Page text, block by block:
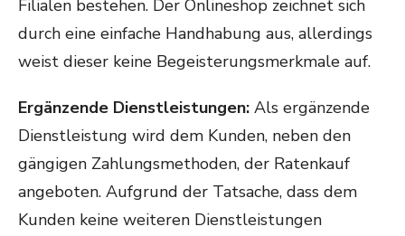
Filialen bestehen. Der Onlineshop zeichnet sich
durch eine einfache Handhabung aus, allerdings
weist dieser keine Begeisterungsmerkmale auf.
Ergänzende Dienstleistungen: Als ergänzende
Dienstleistung wird dem Kunden, neben den
gängigen Zahlungsmethoden, der Ratenkauf
angeboten. Aufgrund der Tatsache, dass dem
Kunden keine weiteren Dienstleistungen